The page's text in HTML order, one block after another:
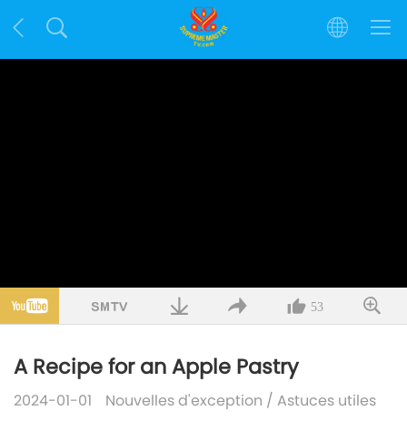
53
A Recipe for an Apple Pastry
2024-01-01 Nouvelles d'exception / Astuces utiles